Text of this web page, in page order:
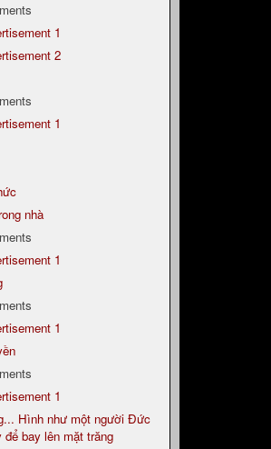
1
2
1
nhà
1
1
1
Hình như một người Đức
bay lên mặt trăng